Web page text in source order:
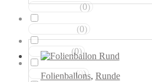
Folienballons, Runde
Silber Weiss (0)
(0)
Rot Weiss (0)
Blau Weiss (0)